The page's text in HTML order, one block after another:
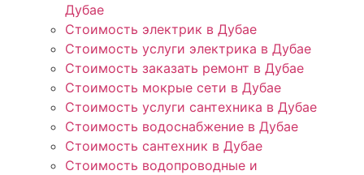
Дубае
Стоимость электрик в Дубае
Стоимость услуги электрика в Дубае
Стоимость заказать ремонт в Дубае
Стоимость мокрые сети в Дубае
Стоимость услуги сантехника в Дубае
Стоимость водоснабжение в Дубае
Стоимость сантехник в Дубае
Стоимость водопроводные и